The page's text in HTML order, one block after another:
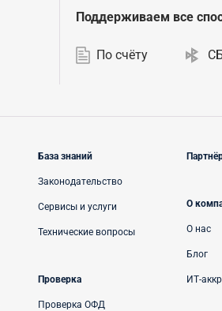
Поддерживаем все
По счёту
База знаний
Законодательство
Сервисы и услуги
Технические вопросы
Проверка
Проверка ОФД
О
О нас
Блог
ИТ-